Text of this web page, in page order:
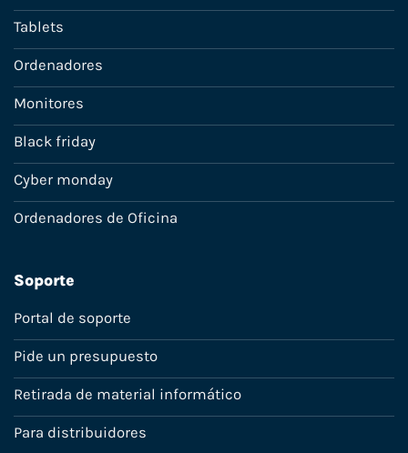
Tablets
Ordenadores
Monitores
Black friday
Cyber monday
Ordenadores de Oficina
Soporte
Portal de soporte
Pide un presupuesto
Retirada de material informático
Para distribuidores